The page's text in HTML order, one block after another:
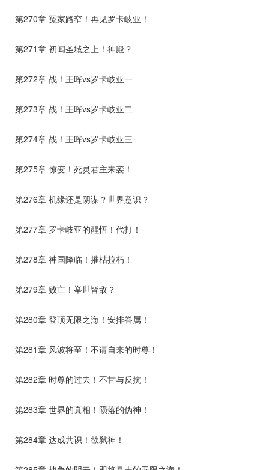
第270章 冤家路窄！再见罗卡岐亚！
第271章 初闻圣域之上！神殿？
第272章 战！王晖vs罗卡岐亚一
第273章 战！王晖vs罗卡岐亚二
第274章 战！王晖vs罗卡岐亚三
第275章 惊变！死灵君主来袭！
第276章 机缘还是阴谋？世界意识？
第277章 罗卡岐亚的醒悟！代打！
第278章 神国降临！摧枯拉朽！
第279章 败亡！举世皆敌？
第280章 登顶无限之海！安排眷属！
第281章 风波将至！不请自来的时尊！
第282章 时尊的过去！不甘与反抗！
第283章 世界的真相！陨落的伪神！
第284章 达成共识！欲弑神！